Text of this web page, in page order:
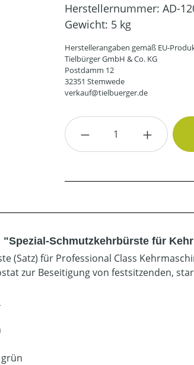
Herstellernummer: AD-
Gewicht: 5 kg
Herstellerangaben gemäß EU-
Tielbürger GmbH & Co. KG
Postdamm 12
32351 Stemwede
verkauf@tielbuerger.de
Produkt Anzahl:
Schmutzkehrbürste für
(Satz) für Professional Class
zur Beseitigung von festsitzenden,